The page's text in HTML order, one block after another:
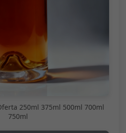
250ml 375ml 500ml 700ml
750ml